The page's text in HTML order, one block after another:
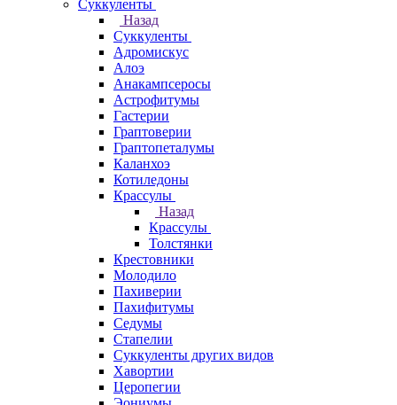
Суккуленты
Назад
Суккуленты
Адромискус
Алоэ
Анакампсеросы
Астрофитумы
Гастерии
Граптоверии
Граптопеталумы
Каланхоэ
Котиледоны
Крассулы
Назад
Крассулы
Толстянки
Крестовники
Молодило
Пахиверии
Пахифитумы
Седумы
Стапелии
Суккуленты других видов
Хавортии
Церопегии